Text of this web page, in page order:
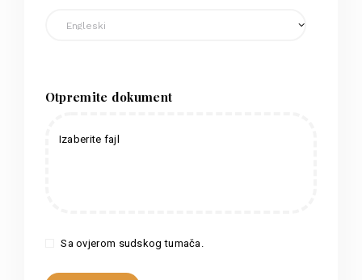
Otpremite dokument
Izaberite fajl
Sa ovjerom sudskog tumača.